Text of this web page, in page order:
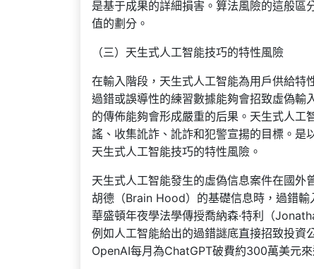
是基于成果的詳細損害。算法風險的這般
值的劃分。
（三）天生式人工智能技巧的特性風險
在輸入階段，天生式人工智能為用戶供給特
過錯或誤導性的練習數據能夠會招致虛偽輸
的傳佈能夠會形成嚴重的后果。天生式人工
謠、收集訛詐、訛詐和犯警宣揚的目標。是
天生式人工智能技巧的特性風險。
天生式人工智能發生的虛偽信息案件在國外
胡德（Brain Hood）的基礎信息時，過錯
華盛頓年夜學法學傳授喬納森·特利（
例如人工智能給出的過錯謎底直接招致投資
OpenAI每月為ChatGPT破費約300萬美元